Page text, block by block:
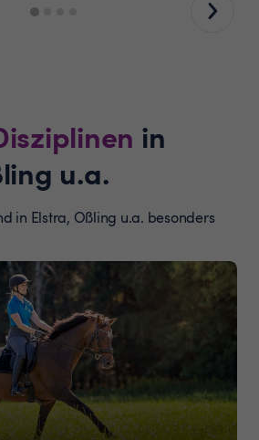
in
u.a.
in Elstra, Oßling u.a. besonders